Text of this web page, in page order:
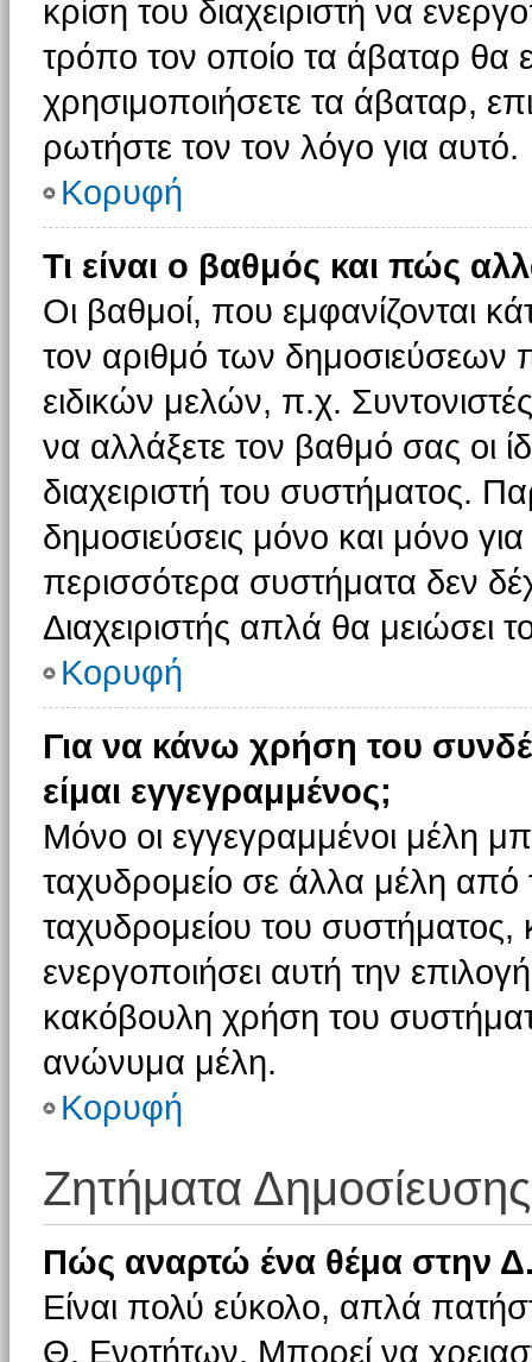
κρίση του διαχειριστή να
τρόπο τον οποίο τα άβαταρ θα
χρησιμοποιήσετε τα άβαταρ,
ρωτήστε τον τον λόγο για αυτό.
Κορυφή
Τι είναι ο βαθμός και πώς
Οι βαθμοί, που εμφανίζονται
τον αριθμό των δημοσιεύσεων
ειδικών μελών, π.χ.
να αλλάξετε τον βαθμό σας οι
διαχειριστή του συστήματος.
δημοσιεύσεις μόνο και μόνο
περισσότερα συστήματα δεν
Διαχειριστής απλά θα μειώσει
Κορυφή
Για να κάνω χρήση του
είμαι εγγεγραμμένος;
Μόνο οι εγγεγραμμένοι μέλη
ταχυδρομείο σε άλλα μέλη
ταχυδρομείου του συστήματος,
ενεργοποιήσει αυτή την
κακόβουλη χρήση του
ανώνυμα μέλη.
Κορυφή
Ζητήματα Δημοσίευσης
Πώς αναρτώ ένα θέμα στην
Είναι πολύ εύκολο, απλά
Θ. Ενοτήτων. Μπορεί να